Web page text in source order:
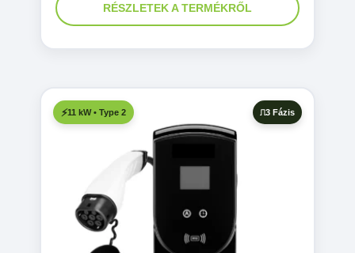
RÉSZLETEK A TERMÉKRŐL
11 kW • Type 2 3 Fázis